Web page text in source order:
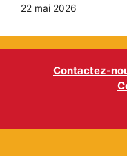
22 mai 2026
Contactez-